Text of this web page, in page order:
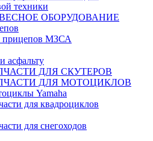
техники
ОБОРУДОВАНИЕ
прицепов МЗСА
асфальту
ДЛЯ СКУТЕРОВ
ДЛЯ МОТОЦИКЛОВ
Yamaha
для квадроциклов
для снегоходов